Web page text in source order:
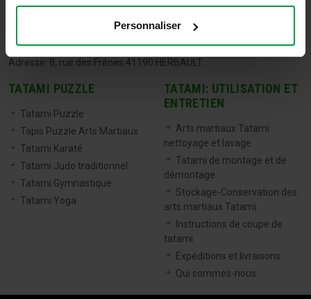
Personnaliser
TATAMIX FRANCE
Email:info@tatamixstore.com
Adresse: 8, rue des Frênes 41190 HERBAULT
TATAMI PUZZLE
Tatami Puzzle
Tapis Puzzle Arts Martiaux
Tatami Karaté
Tatami Judo traditionnel
Tatami Gymnastique
Tatami Yoga
TATAMI: UTILISATION ET
ENTRETIEN
Arts martiaux Tatami
nettoyage et lavage
Tatami de montage et de
démontage
Stockage-Conservation des
arts martiaux Tatami
Instructions de coupe de
tatami
Expéditions et livraisons
Qui sommes-nous